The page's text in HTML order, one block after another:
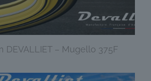
DEVALLIET – Mugello 375F